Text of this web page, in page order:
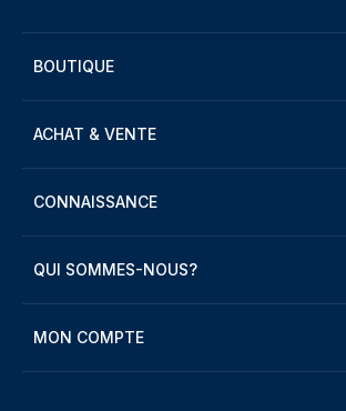
BOUTIQUE
ACHAT & VENTE
CONNAISSANCE
QUI SOMMES-NOUS?
MON COMPTE